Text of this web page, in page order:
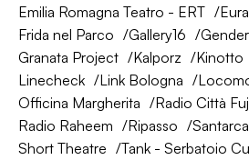
Emilia Romagna Teatro - ERT
Frida nel Parco
Gallery16
Granata Project
Kalporz Kinotto
Linecheck
Link Bologna
Officina Margherita
Radio Città
Radio Raheem
Ripasso
Short Theatre
Tank - Serbatoio